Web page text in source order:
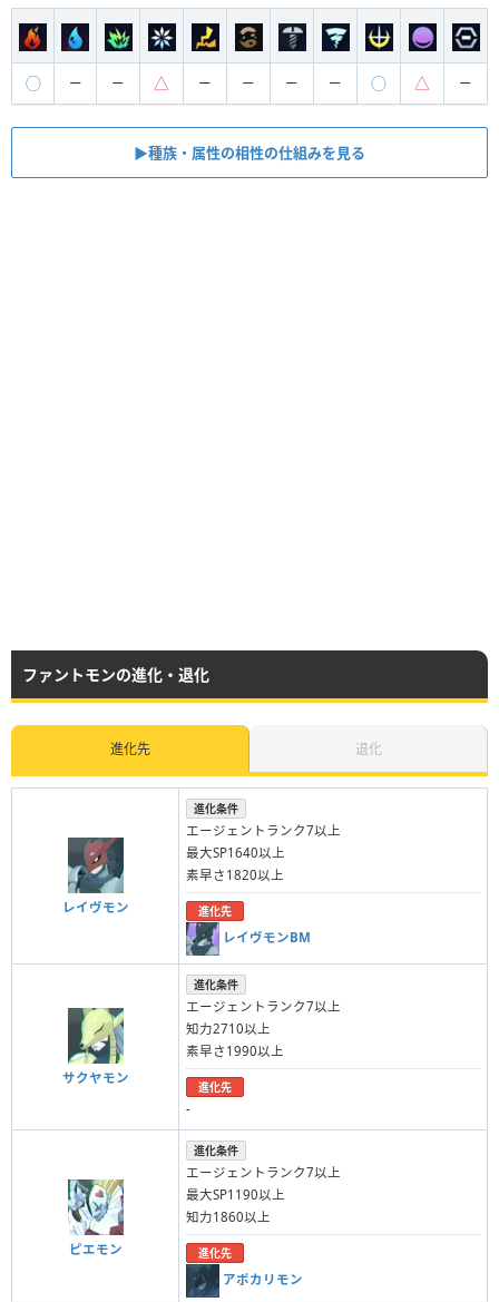
◯ ー ー △ ー ー ー ー ◯ △ ー
▶︎種族・属性の相性の仕組みを見る
ファントモンの進化・退化
進化先 退化
レイヴモン
進化条件
エージェントランク7以上
最大SP1640以上
素早さ1820以上
進化先
レイヴモンBM
サクヤモン
進化条件
エージェントランク7以上
知力2710以上
素早さ1990以上
進化先
-
ピエモン
進化条件
エージェントランク7以上
最大SP1190以上
知力1860以上
進化先
アポカリモン